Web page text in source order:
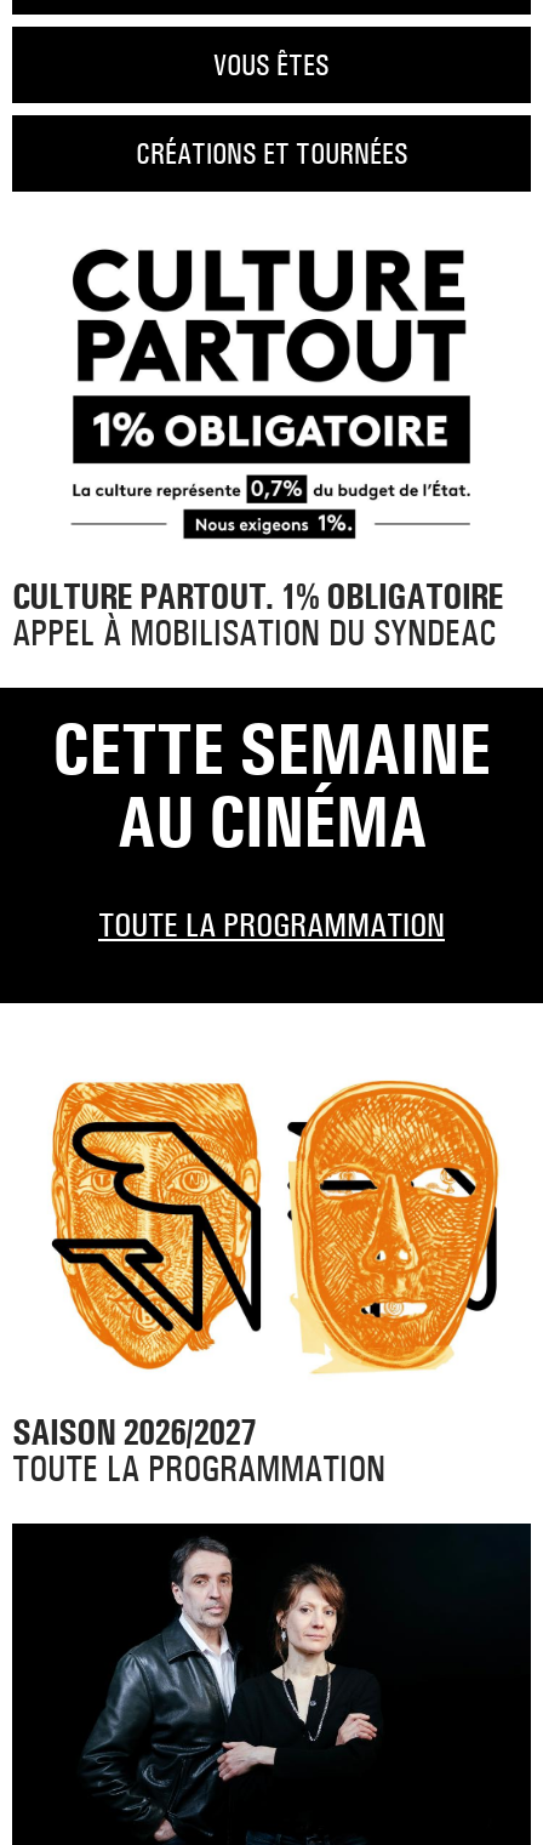
VOUS ÊTES
CRÉATIONS ET TOURNÉES
CULTURE PARTOUT. 1% OBLIGATOIRE
APPEL À MOBILISATION DU SYNDEAC
CETTE SEMAINE
AU CINÉMA
TOUTE LA PROGRAMMATION
SAISON 2026/2027
TOUTE LA PROGRAMMATION